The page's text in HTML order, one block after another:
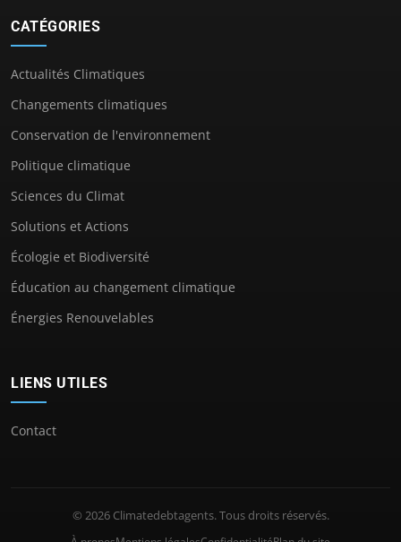
CATÉGORIES
Actualités Climatiques
Changements climatiques
Conservation de l'environnement
Politique climatique
Sciences du Climat
Solutions et Actions
Écologie et Biodiversité
Éducation au changement climatique
Énergies Renouvelables
LIENS UTILES
Contact
© 2026 Climatedebtagents. Tous droits réservés.